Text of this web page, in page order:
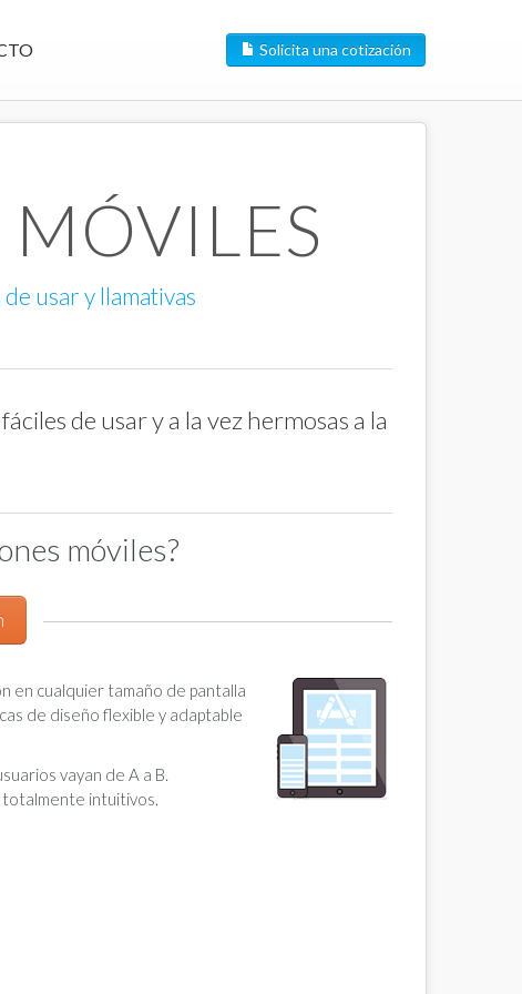
Solicita una cotización
usar y llamativas
de usar y a la vez hermosas a la
móviles?
en cualquier tamaño de pantalla
de diseño flexible y adaptable
vayan de A a B.
totalmente intuitivos.